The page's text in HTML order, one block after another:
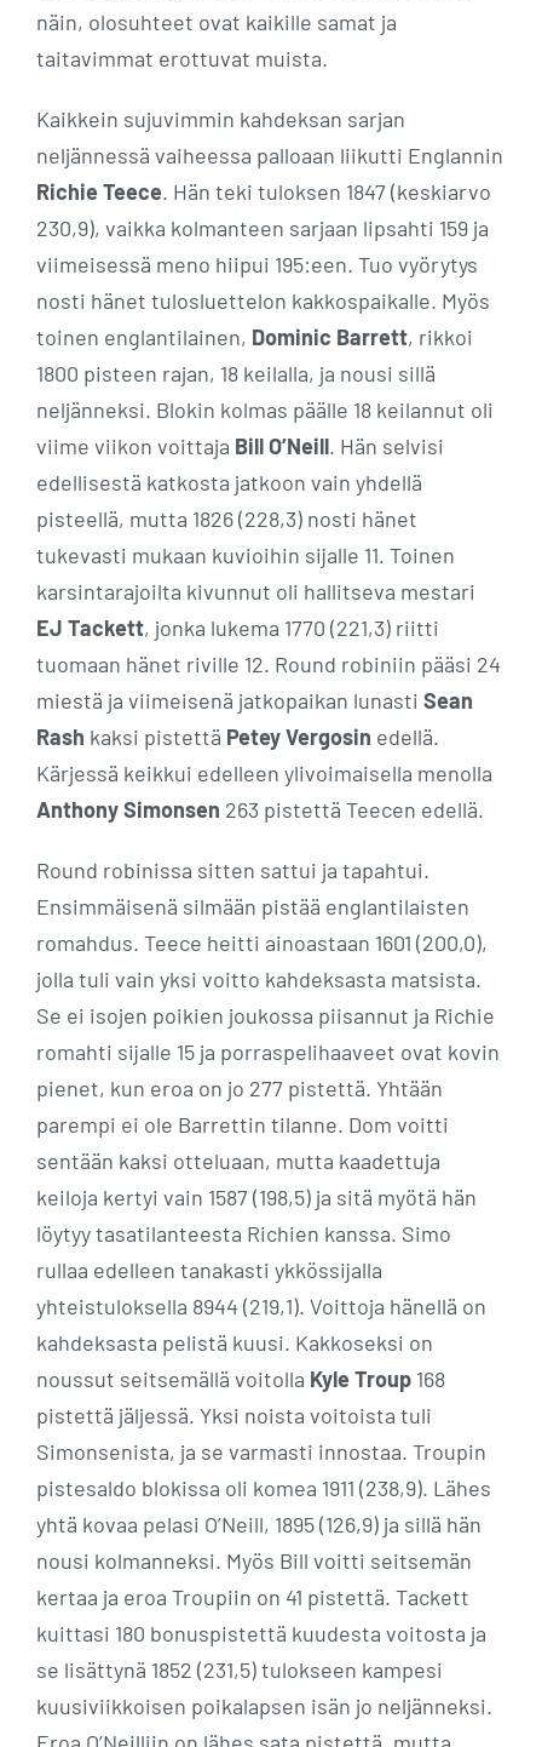
näin, olosuhteet ovat kaikille samat ja
taitavimmat erottuvat muista.
Kaikkein sujuvimmin kahdeksan sarjan
neljännessä vaiheessa palloaan liikutti Englannin
Richie Teece. Hän teki tuloksen 1847 (keskiarvo
230,9), vaikka kolmanteen sarjaan lipsahti 159 ja
viimeisessä meno hiipui 195:een. Tuo vyörytys
nosti hänet tulosluettelon kakkospaikalle. Myös
toinen englantilainen, Dominic Barrett, rikkoi
1800 pisteen rajan, 18 keilalla, ja nousi sillä
neljänneksi. Blokin kolmas päälle 18 keilannut oli
viime viikon voittaja Bill O’Neill. Hän selvisi
edellisestä katkosta jatkoon vain yhdellä
pisteellä, mutta 1826 (228,3) nosti hänet
tukevasti mukaan kuvioihin sijalle 11. Toinen
karsintarajoilta kivunnut oli hallitseva mestari
EJ Tackett, jonka lukema 1770 (221,3) riitti
tuomaan hänet riville 12. Round robiniin pääsi 24
miestä ja viimeisenä jatkopaikan lunasti Sean
Rash kaksi pistettä Petey Vergosin edellä.
Kärjessä keikkui edelleen ylivoimaisella menolla
Anthony Simonsen 263 pistettä Teecen edellä.
Round robinissa sitten sattui ja tapahtui.
Ensimmäisenä silmään pistää englantilaisten
romahdus. Teece heitti ainoastaan 1601 (200,0),
jolla tuli vain yksi voitto kahdeksasta matsista.
Se ei isojen poikien joukossa piisannut ja Richie
romahti sijalle 15 ja porraspelihaaveet ovat kovin
pienet, kun eroa on jo 277 pistettä. Yhtään
parempi ei ole Barrettin tilanne. Dom voitti
sentään kaksi otteluaan, mutta kaadettuja
keiloja kertyi vain 1587 (198,5) ja sitä myötä hän
löytyy tasatilanteesta Richien kanssa. Simo
rullaa edelleen tanakasti ykkössijalla
yhteistuloksella 8944 (219,1). Voittoja hänellä on
kahdeksasta pelistä kuusi. Kakkoseksi on
noussut seitsemällä voitolla Kyle Troup 168
pistettä jäljessä. Yksi noista voitoista tuli
Simonsenista, ja se varmasti innostaa. Troupin
pistesaldo blokissa oli komea 1911 (238,9). Lähes
yhtä kovaa pelasi O’Neill, 1895 (126,9) ja sillä hän
nousi kolmanneksi. Myös Bill voitti seitsemän
kertaa ja eroa Troupiin on 41 pistettä. Tackett
kuittasi 180 bonuspistettä kuudesta voitosta ja
se lisättynä 1852 (231,5) tulokseen kampesi
kuusiviikkoisen poikalapsen isän jo neljänneksi.